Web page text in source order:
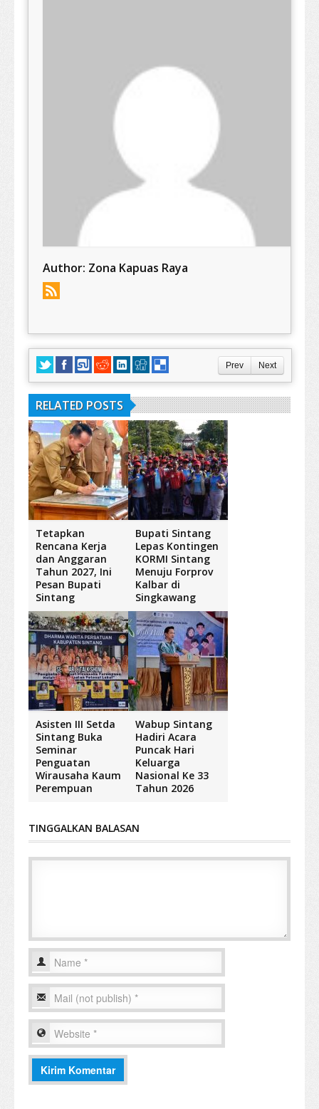
Author: Zona Kapuas Raya
Prev Next
RELATED POSTS
Tetapkan
Rencana Kerja
dan Anggaran
Tahun 2027, Ini
Pesan Bupati
Sintang
Bupati Sintang
Lepas Kontingen
KORMI Sintang
Menuju Forprov
Kalbar di
Singkawang
Asisten III Setda
Sintang Buka
Seminar
Penguatan
Wirausaha Kaum
Perempuan
Wabup Sintang
Hadiri Acara
Puncak Hari
Keluarga
Nasional Ke 33
Tahun 2026
TINGGALKAN BALASAN